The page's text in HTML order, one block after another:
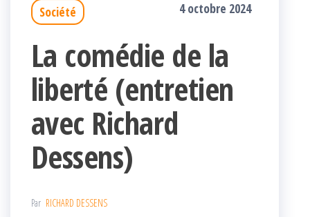
Société 4 octobre 2024
La comédie de la
liberté (entretien
avec Richard
Dessens)
Par RICHARD DESSENS